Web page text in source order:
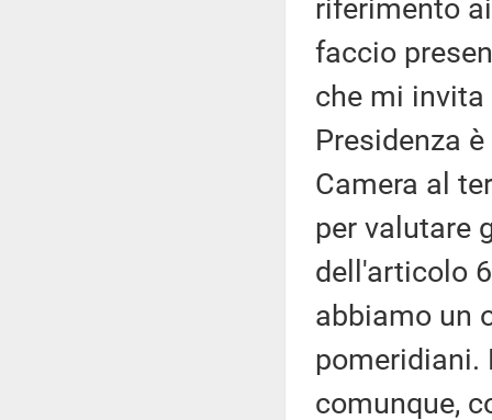
riferimento
faccio
che mi
Presidenza
Camera al
per valutare
dell'articolo
abbiamo un
pomeridiani.
comunque,